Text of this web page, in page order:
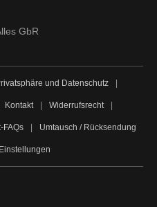
und Datenschutz
Kontakt Widerrufsrecht
FAQs Umtausch / Rücksendung